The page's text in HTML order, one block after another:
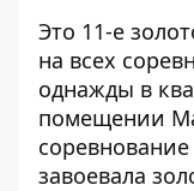
Это 11-е
на всех
однажды в
помещении
завоевала